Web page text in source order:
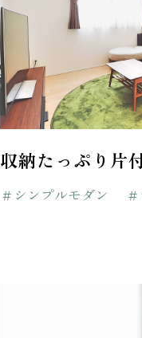
収納たっぷり片
＃シンプルモダン